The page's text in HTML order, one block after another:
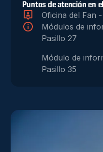
Puntos de atención en
Oficina del Fan
Módulos de
Pasillo 27
Módulo de
Pasillo 35